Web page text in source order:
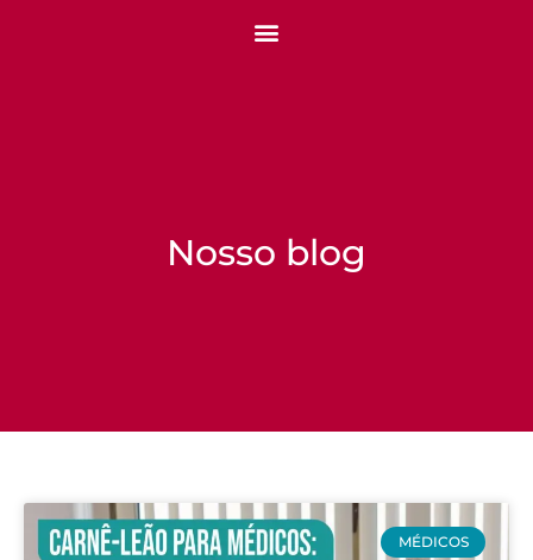
Nosso blog
MÉDICOS